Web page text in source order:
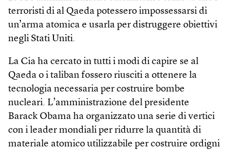
terroristi di al Qaeda potessero impossessarsi di
un’arma atomica e usarla per distruggere obiettivi
negli Stati Uniti.
La Cia ha cercato in tutti i modi di capire se al
Qaeda o i taliban fossero riusciti a ottenere la
tecnologia necessaria per costruire bombe
nucleari. L’amministrazione del presidente
Barack Obama ha organizzato una serie di vertici
con i leader mondiali per ridurre la quantità di
materiale atomico utilizzabile per costruire ordigni